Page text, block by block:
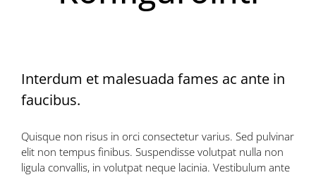
Interdum et malesuada fames ac ante in
faucibus.
Quisque non risus in orci consectetur varius. Sed pulvinar
elit non tempus finibus. Suspendisse volutpat nulla non
ligula convallis, in volutpat neque lacinia. Vestibulum ante